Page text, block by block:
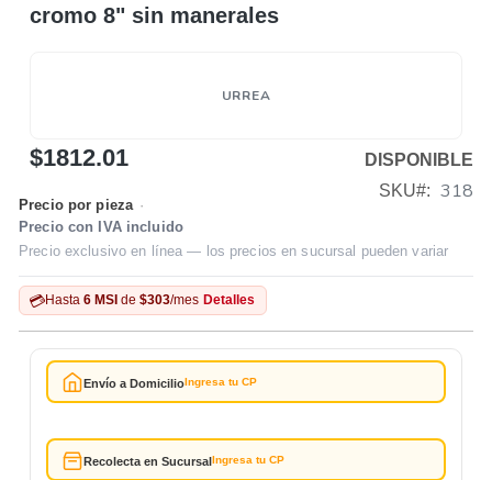
cromo 8" sin manerales
URREA
$1812.01
DISPONIBLE
SKU
318
Precio por pieza ·
Precio con IVA incluido
Precio exclusivo en línea — los precios en sucursal pueden variar
💳Hasta 6 MSI de $303/mes Detalles
Envío a DomicilioIngresa tu CP
Recolecta en SucursalIngresa tu CP